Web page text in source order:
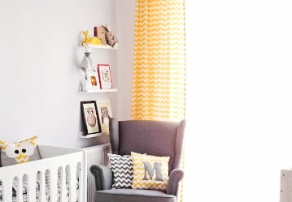
WYPRAWKA